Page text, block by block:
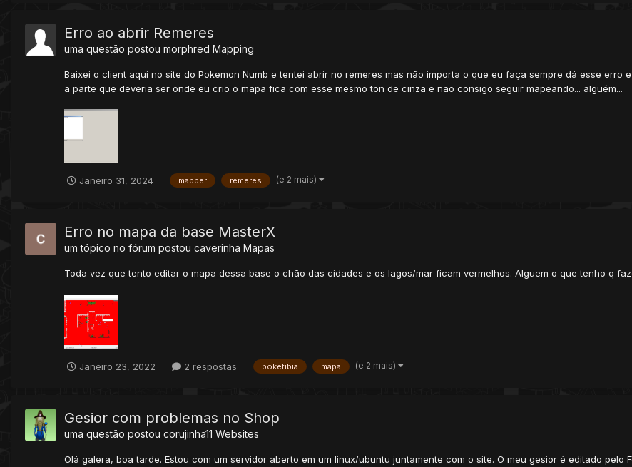
Erro ao abrir Remeres
uma questão postou morphred Mapping
Baixei o client aqui no site do Pokemon Numb e tentei abrir no remeres mas não importa o que eu faça sempre dá esse
a parte que deveria ser onde eu crio o mapa fica com esse mesmo ton de cinza e não consigo seguir mapeando... alguém...
Janeiro 31, 2024 mapper remeres (e 2 mais)
Erro no mapa da base MasterX
um tópico no fórum postou caverinha Mapas
Toda vez que tento editar o mapa dessa base o chão das cidades e os lagos/mar ficam vermelhos. Alguem o que tenho q
Janeiro 23, 2022 2 respostas poketibia mapa (e 2 mais)
Gesior com problemas no Shop
uma questão postou corujinha11 Websites
Olá galera, boa tarde. Estou com um servidor aberto em um linux/ubuntu juntamente com o site. O meu gesior é editado pelo